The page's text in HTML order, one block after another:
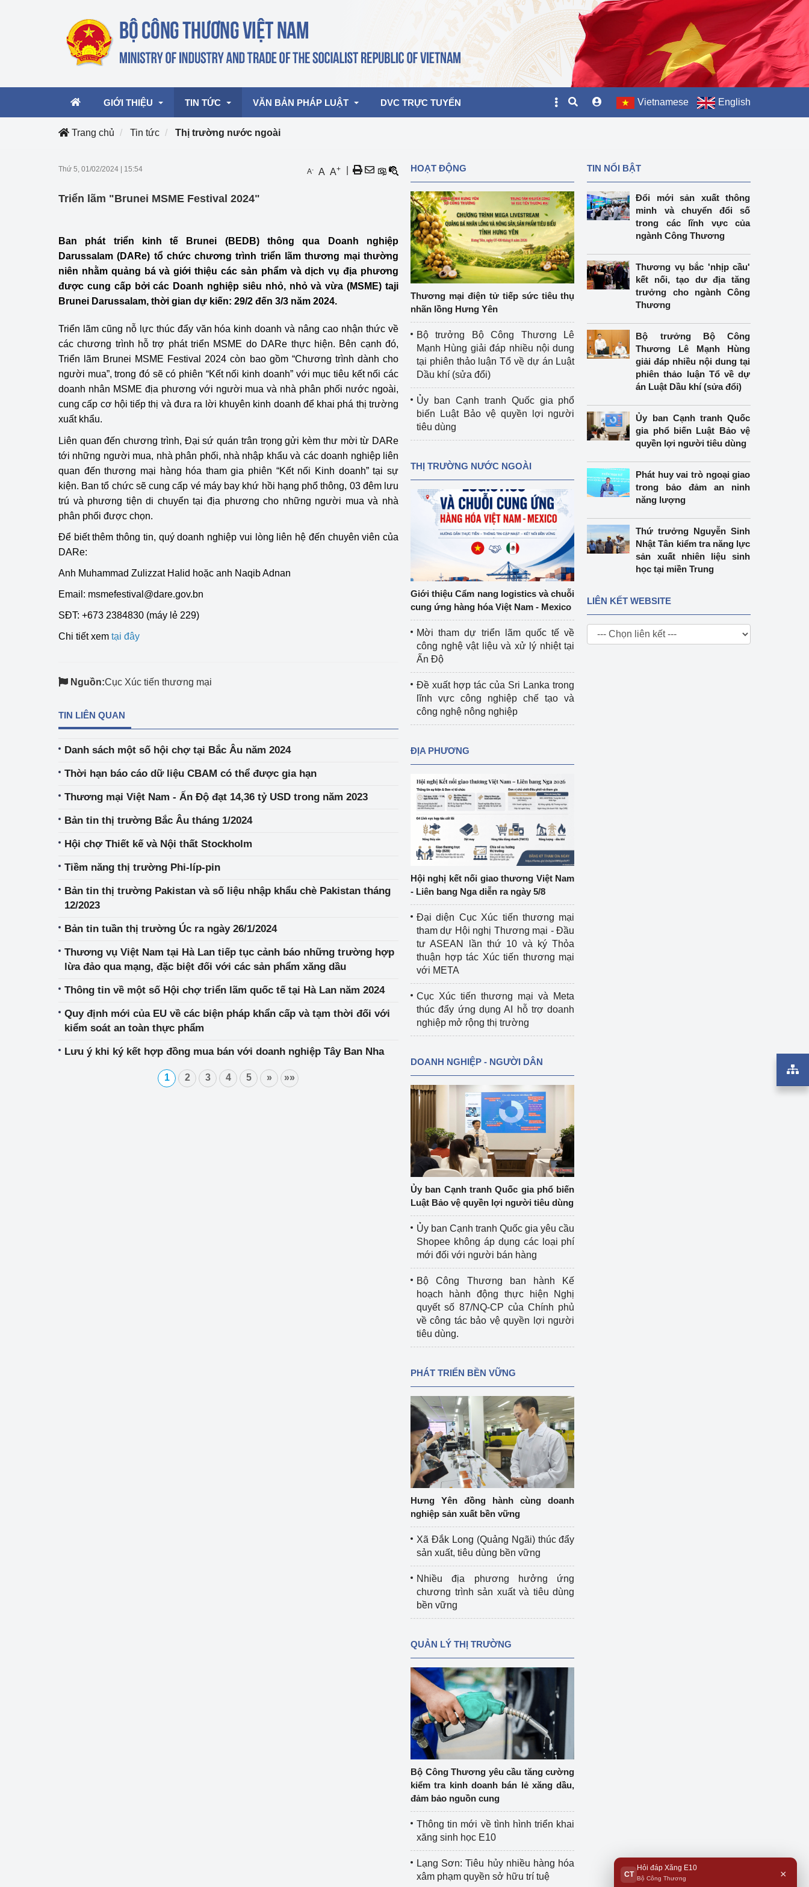
GIỚI THIỆU TIN TỨC
mại, Dịch vụ Việt Nam 2026
Hoạt động của Bộ trưởng
Công Thương - Công luận
Họp báo
Thông cáo báo chí
Điểm báo
Chuyển đổi số
Lịch sử phát triển
Bản tin Thị trường Nông Lâm Thủy sản
Phát triển nguồn nhân lực
Phát triển bền vững
Tổ chức kiểm định kỹ thuật an toàn lao
động thuộc thẩm quyền quản lý của
Bộ Công Thương
Tổ chức được cấp GCN đăng ký, hoạt
động kiểm định thiết bị, dụng cụ điện
làm việc ở môi trường không có nguy
Văn hóa ngành Công Thương
Tái cơ cấu ngành Công Thương
Sử dụng năng lượng tiết kiệm và
Hiệu quả năng lượng
Khoa học, công nghệ và đổi mới sáng
tạo
Thông báo
Khu vực miền Nam
Thị trường nước ngoài
Thị trường châu Á – châu Phi
Thị trường châu Âu – châu Mỹ
Thị trường trong nước
Ngành Công Thương đưa nghị quyết
Sản xuất công nghiệp
VĂN BẢN PHÁP LUẬT DVC TRỰC TUYẾN Vietnamese English
Trang chủ Tin tức Thị trường nước ngoài
Thứ 5, 01/02/2024 15:54 A- A A+
Triển lãm "Brunei MSME Festival 2024"
Ban phát triển kinh tế Brunei (BEDB) thông qua Doanh nghiệp
Darussalam (DARe) tổ chức chương trình triển lãm thương mại thường
niên nhằm quảng bá và giới thiệu các sản phẩm và dịch vụ địa phương
được cung cấp bởi các Doanh nghiệp siêu nhỏ, nhỏ và vừa (MSME) taji
Brunei Darussalam, thời gian dự kiến: 29/2 đến 3/3 năm 2024.
Triển lãm cũng nỗ lực thúc đẩy văn hóa kinh doanh và nâng cao nhận thức về
các chương trình hỗ trợ phát triển MSME do DARe thực hiện. Bên cạnh đó,
Triển lãm Brunei MSME Festival 2024 còn bao gồm “Chương trình dành cho
người mua”, trong đó sẽ có phiên “Kết nối kinh doanh” với mục tiêu kết nối các
doanh nhân MSME địa phương với người mua và nhà phân phối nước ngoài,
cung cấp cơ hội tiếp thị và đưa ra lời khuyên kinh doanh để khai phá thị trường
xuất khẩu.
Liên quan đến chương trình, Đại sứ quán trân trọng gửi kèm thư mời từ DARe
tới những người mua, nhà phân phối, nhà nhập khẩu và các doanh nghiệp liên
quan đến thương mại hàng hóa tham gia phiên “Kết nối Kinh doanh” tại sự
kiện. Ban tổ chức sẽ cung cấp vé máy bay khứ hồi hạng phổ thông, 03 đêm lưu
trú và phương tiện di chuyển tại địa phương cho những người mua và nhà
phân phối được chọn.
Để biết thêm thông tin, quý doanh nghiệp vui lòng liên hệ đến chuyên viên của
DARe:
Anh Muhammad Zulizzat Halid hoặc anh Naqib Adnan
Email: msmefestival@dare.gov.bn
SĐT: +673 2384830 (máy lẻ 229)
Chi tiết xem tại đây
Nguồn:Cục Xúc tiến thương mại
TIN LIÊN QUAN
Danh sách một số hội chợ tại Bắc Âu năm 2024
Thời hạn báo cáo dữ liệu CBAM có thể được gia hạn
Thương mại Việt Nam - Ấn Độ đạt 14,36 tỷ USD trong năm 2023
Bản tin thị trường Bắc Âu tháng 1/2024
Hội chợ Thiết kế và Nội thất Stockholm
Tiềm năng thị trường Phi-líp-pin
Bản tin thị trường Pakistan và số liệu nhập khẩu chè Pakistan tháng
12/2023
Bản tin tuần thị trường Úc ra ngày 26/1/2024
Thương vụ Việt Nam tại Hà Lan tiếp tục cảnh báo những trường hợp
lừa đảo qua mạng, đặc biệt đối với các sản phẩm xăng dầu
Thông tin về một số Hội chợ triển lãm quốc tế tại Hà Lan năm 2024
Quy định mới của EU về các biện pháp khẩn cấp và tạm thời đối với
kiểm soát an toàn thực phẩm
Lưu ý khi ký kết hợp đồng mua bán với doanh nghiệp Tây Ban Nha
1 2 3 4 5 » »»
HOẠT ĐỘNG
Thương mại điện tử tiếp sức tiêu thụ
nhãn lồng Hưng Yên
Bộ trưởng Bộ Công Thương Lê
Mạnh Hùng giải đáp nhiều nội dung
tại phiên thảo luận Tổ về dự án Luật
Dầu khí (sửa đổi)
Ủy ban Cạnh tranh Quốc gia phổ
biến Luật Bảo vệ quyền lợi người
tiêu dùng
THỊ TRƯỜNG NƯỚC NGOÀI
Giới thiệu Cẩm nang logistics và chuỗi
cung ứng hàng hóa Việt Nam - Mexico
Mời tham dự triển lãm quốc tế về
công nghệ vật liệu và xử lý nhiệt tại
Ấn Độ
Đề xuất hợp tác của Sri Lanka trong
lĩnh vực công nghiệp chế tạo và
công nghệ nông nghiệp
ĐỊA PHƯƠNG
Hội nghị kết nối giao thương Việt Nam
- Liên bang Nga diễn ra ngày 5/8
Đại diện Cục Xúc tiến thương mại
tham dự Hội nghị Thương mại - Đầu
tư ASEAN lần thứ 10 và ký Thỏa
thuận hợp tác Xúc tiến thương mại
với META
Cục Xúc tiến thương mại và Meta
thúc đẩy ứng dụng AI hỗ trợ doanh
nghiệp mở rộng thị trường
DOANH NGHIỆP - NGƯỜI DÂN
Ủy ban Cạnh tranh Quốc gia phổ biến
Luật Bảo vệ quyền lợi người tiêu dùng
Ủy ban Cạnh tranh Quốc gia yêu cầu
Shopee không áp dụng các loại phí
mới đối với người bán hàng
Bộ Công Thương ban hành Kế
hoạch hành động thực hiện Nghị
quyết số 87/NQ-CP của Chính phủ
về công tác bảo vệ quyền lợi người
tiêu dùng.
PHÁT TRIỂN BỀN VỮNG
Hưng Yên đồng hành cùng doanh
nghiệp sản xuất bền vững
Xã Đắk Long (Quảng Ngãi) thúc đẩy
sản xuất, tiêu dùng bền vững
Nhiều địa phương hưởng ứng
chương trình sản xuất và tiêu dùng
bền vững
QUẢN LÝ THỊ TRƯỜNG
Bộ Công Thương yêu cầu tăng cường
kiểm tra kinh doanh bán lẻ xăng dầu,
đảm bảo nguồn cung
Thông tin mới về tình hình triển khai
xăng sinh học E10
Lạng Sơn: Tiêu hủy nhiều hàng hóa
xâm phạm quyền sở hữu trí tuệ
TIN NỔI BẬT
Đổi mới sản xuất thông
minh và chuyển đổi số
trong các lĩnh vực của
ngành Công Thương
Thương vụ bắc 'nhịp cầu'
kết nối, tạo dư địa tăng
trưởng cho ngành Công
Thương
Bộ trưởng Bộ Công
Thương Lê Mạnh Hùng
giải đáp nhiều nội dung tại
phiên thảo luận Tổ về dự
án Luật Dầu khí (sửa đổi)
Ủy ban Cạnh tranh Quốc
gia phổ biến Luật Bảo vệ
quyền lợi người tiêu dùng
Phát huy vai trò ngoại giao
trong bảo đảm an ninh
năng lượng
Thứ trưởng Nguyễn Sinh
Nhật Tân kiểm tra năng lực
sản xuất nhiên liệu sinh
học tại miền Trung
LIÊN KẾT WEBSITE
CT
Hỏi đáp Xăng E10
Bộ Công Thương ×